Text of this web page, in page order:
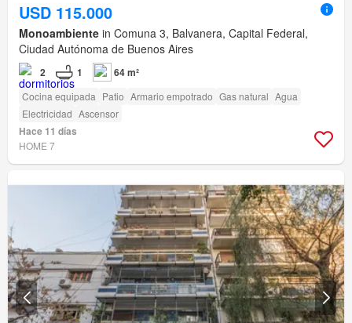
USD 115.000
Monoambiente in Comuna 3, Balvanera, Capital Federal,
Ciudad Autónoma de Buenos Aires
2 1 64 m²
Cocina equipada Patio Armario empotrado Gas natural Agua
Electricidad Ascensor
Hace 11 días
HOME 7